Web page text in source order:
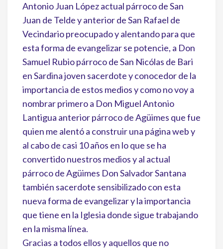
Antonio Juan López actual párroco de San
Juan de Telde y anterior de San Rafael de
Vecindario preocupado y alentando para que
esta forma de evangelizar se potencie, a Don
Samuel Rubio párroco de San Nicólas de Bari
en Sardina joven sacerdote y conocedor de la
importancia de estos medios y como no voy a
nombrar primero a Don Miguel Antonio
Lantigua anterior párroco de Agüimes que fue
quien me alentó a construir una página web y
al cabo de casi 10 años en lo que se ha
convertido nuestros medios y al actual
párroco de Agüimes Don Salvador Santana
también sacerdote sensibilizado con esta
nueva forma de evangelizar y la importancia
que tiene en la Iglesia donde sigue trabajando
en la misma línea.
Gracias a todos ellos y aquellos que no